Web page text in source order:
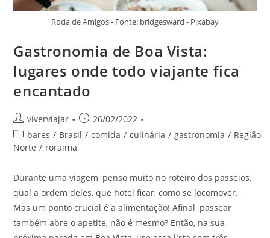
Roda de Amigos - Fonte: bridgesward - Pixabay
Gastronomia de Boa Vista:
lugares onde todo viajante fica
encantado
Autor
do
post:
viverviajar
Post
publicado:
26/02/2022
Categoria
do
bares / Brasil / comida / culinária / gastronomia / Região
Norte / roraima
Durante uma viagem, penso muito no roteiro dos passeios,
qual a ordem deles, que hotel ficar, como se locomover.
Mas um ponto crucial é a alimentação! Afinal, passear
também abre o apetite, não é mesmo? Então, na sua